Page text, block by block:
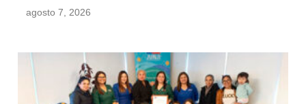
agosto 7, 2026